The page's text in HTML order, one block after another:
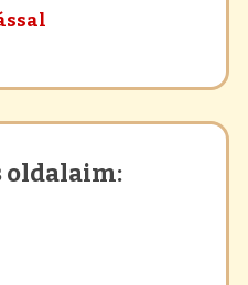
oldalaim: